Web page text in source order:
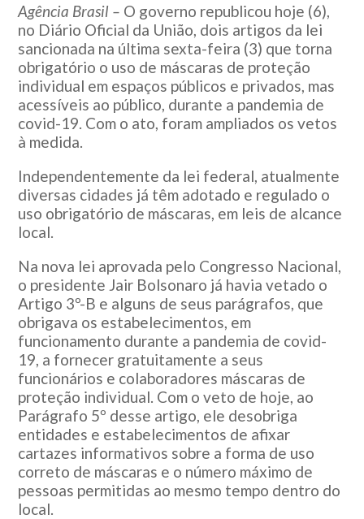
Agência Brasil – O governo republicou hoje (6),
no Diário Oficial da União, dois artigos da lei
sancionada na última sexta-feira (3) que torna
obrigatório o uso de máscaras de proteção
individual em espaços públicos e privados, mas
acessíveis ao público, durante a pandemia de
covid-19. Com o ato, foram ampliados os vetos
à medida.
Independentemente da lei federal, atualmente
diversas cidades já têm adotado e regulado o
uso obrigatório de máscaras, em leis de alcance
local.
Na nova lei aprovada pelo Congresso Nacional,
o presidente Jair Bolsonaro já havia vetado o
Artigo 3º-B e alguns de seus parágrafos, que
obrigava os estabelecimentos, em
funcionamento durante a pandemia de covid-
19, a fornecer gratuitamente a seus
funcionários e colaboradores máscaras de
proteção individual. Com o veto de hoje, ao
Parágrafo 5º desse artigo, ele desobriga
entidades e estabelecimentos de afixar
cartazes informativos sobre a forma de uso
correto de máscaras e o número máximo de
pessoas permitidas ao mesmo tempo dentro do
local.